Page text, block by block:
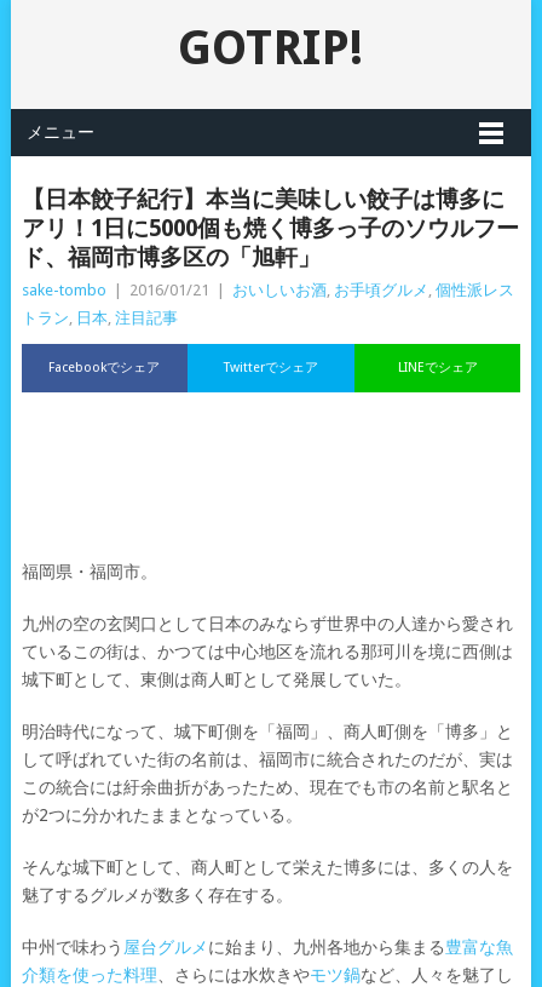
GOTRIP!
メニュー
【日本餃子紀行】本当に美味しい餃子は博多に
アリ！1日に5000個も焼く博多っ子のソウルフー
ド、福岡市博多区の「旭軒」
sake-tombo 2016/01/21 おいしいお酒, お手頃グルメ , 個性派レス
トラン, 日本, 注目記事
Facebookでシェア LINEでシェア
Twitterでシェア
福岡県・福岡市。
九州の空の玄関口として日本のみならず世界中の人達から愛され
ているこの街は、かつては中心地区を流れる那珂川を境に西側は
城下町として、東側は商人町として発展していた。
明治時代になって、城下町側を「福岡」、商人町側を「博多」と
して呼ばれていた街の名前は、福岡市に統合されたのだが、実は
この統合には紆余曲折があったため、現在でも市の名前と駅名と
が2つに分かれたままとなっている。
そんな城下町として、商人町として栄えた博多には、多くの人を
魅了するグルメが数多く存在する。
中州で味わう 屋台グルメに始まり、九州各地から集まる豊富な魚
介類を使った料理 、さらには水炊きやモツ鍋など、人々を魅了し